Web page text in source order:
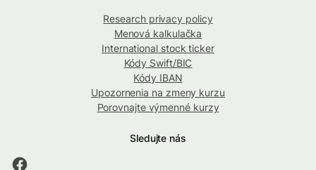
Research privacy policy
Menová kalkulačka
International stock ticker
Kódy Swift/BIC
Kódy IBAN
Upozornenia na zmeny kurzu
Porovnajte výmenné kurzy
Sledujte nás